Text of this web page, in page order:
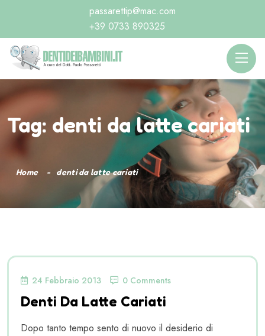
passarettip@mac.com
+39 0733 890325
Tag: denti da latte cariati
Home denti da latte cariati
24 Febbraio 2013 0 Comments
Denti Da Latte Cariati
Dopo tanto tempo sento di nuovo il desiderio di